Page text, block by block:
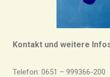
Kontakt und weitere
Telefon: 0651 – 999366-200